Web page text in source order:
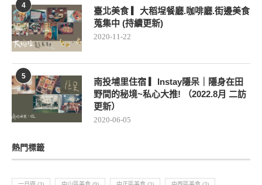
4
臺北美食 ▎大稻埕餐廳.咖啡廳.街邊美食
蒐集中 (持續更新)
2020-11-22
5
南投埔里住宿 ▎Instay隱呆｜隱身在田
野間的秘境~私心大推! （2022.8月 二訪
更新）
2020-06-05
熱門標籤